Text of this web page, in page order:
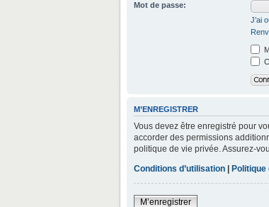
Mot de passe:
J’ai
M’ENREGISTRER
Vous devez être enregistré pour
accorder des permissions
politique de vie privée. Assurez-
Conditions d’utilisation | Politique
M’enregistrer